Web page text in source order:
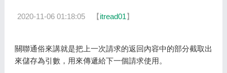
2020-11-06 01:18:05 【itread01】
關聯通俗來講就是把上一次請求的返回內容中的部分截取出
來儲存為引數，用來傳遞給下一個請求使用。